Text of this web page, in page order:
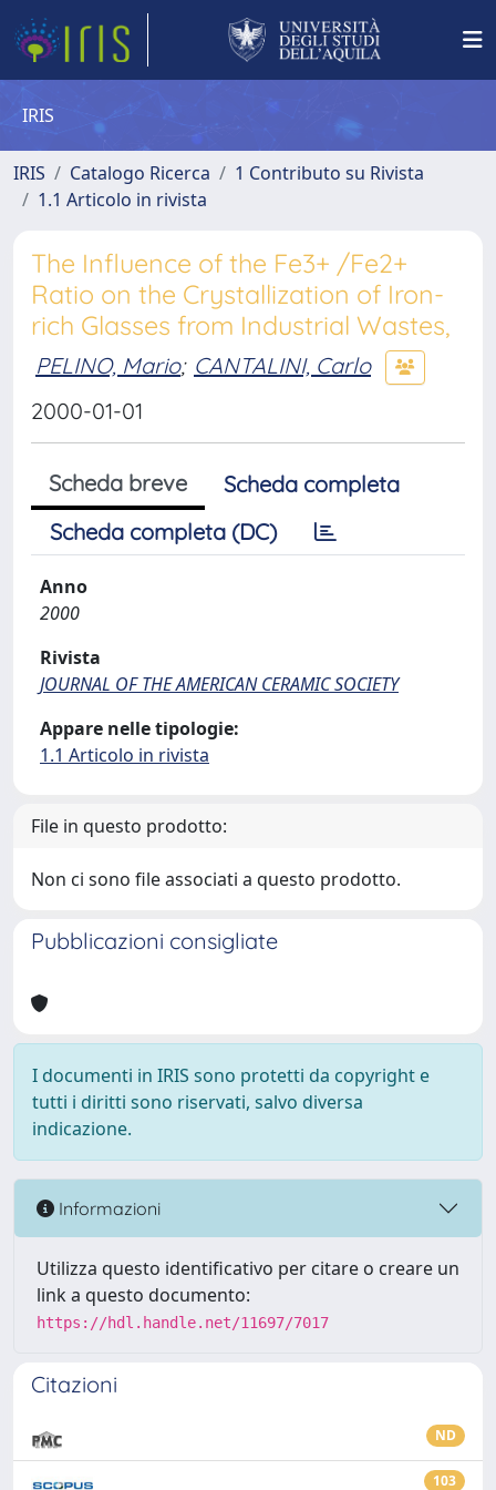
IRIS
IRIS Catalogo Ricerca
1 Contributo su Rivista
1.1 Articolo in rivista
The Influence of the Fe3+ /Fe2+
Ratio on the Crystallization of Iron-
rich Glasses from Industrial Wastes,
PELINO, Mario; CANTALINI, Carlo
2000-01-01
Scheda breve
Scheda completa
Scheda completa (DC)
Anno
2000
Rivista
JOURNAL OF THE AMERICAN CERAMIC SOCIETY
Appare nelle tipologie:
1.1 Articolo in rivista
File in questo prodotto:
Non ci sono file associati a questo prodotto.
Pubblicazioni consigliate
I documenti in IRIS sono protetti da copyright e
tutti i diritti sono riservati, salvo diversa
indicazione.
Informazioni
Utilizza questo identificativo per citare o creare un
link a questo documento:
https://hdl.handle.net/11697/7017
Citazioni
ND
103